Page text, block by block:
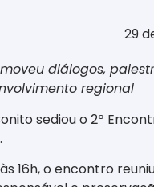
29
diálogos,
regional
sediou o 2º
16h, o encontro